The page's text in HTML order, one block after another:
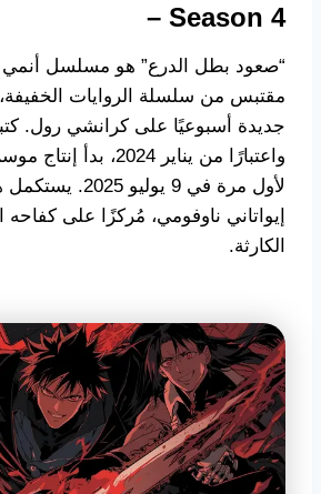
– Season 4
“صعود بطل الدرع” هو مسلسل أنمي
مقتبس من سلسلة الروايات
جديدة أسبوعيًا على كرانشي رول.
واعتبارًا من يناير
لأول مرة في 9
إيواتاني ناوفومي، مُركزًا على
الكارثة.